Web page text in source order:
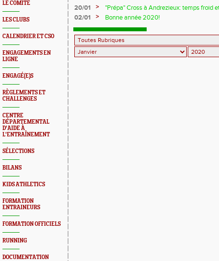
LE COMITE
LES CLUBS
CALENDRIER ET CSO
ENGAGEMENTS EN
LIGNE
ENGAGÉ(E)S
RÈGLEMENTS ET
CHALLENGES
CENTRE
DÉPARTEMENTAL
D'AIDE À
L'ENTRAÎNEMENT
SÉLECTIONS
BILANS
KIDS ATHLETICS
FORMATION
ENTRAINEURS
FORMATION OFFICIELS
RUNNING
DOCUMENTATION
20/01 >
"Prépa" Cross à Andrezieux: temps froid
02/01
> Bonne année 2020!